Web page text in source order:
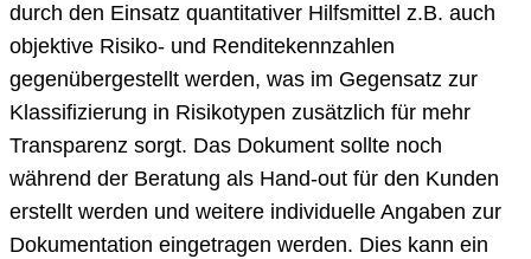
durch den Einsatz quantitativer Hilfsmittel z.B. auch
objektive Risiko- und Renditekennzahlen
gegenübergestellt werden, was im Gegensatz zur
Klassifizierung in Risikotypen zusätzlich für mehr
Transparenz sorgt. Das Dokument sollte noch
während der Beratung als Hand-out für den Kunden
erstellt werden und weitere individuelle Angaben zur
Dokumentation eingetragen werden. Dies kann ein